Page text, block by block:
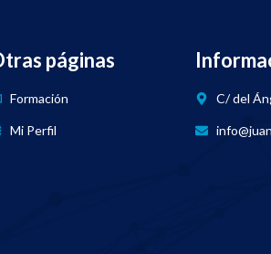
páginas
Formación
Mi Perfil
C/ del